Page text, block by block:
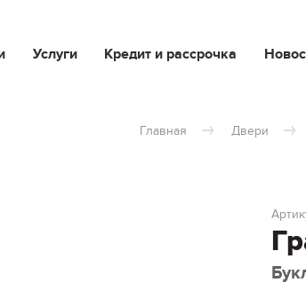
Услуги Кредит и рассрочка
Главная Двери